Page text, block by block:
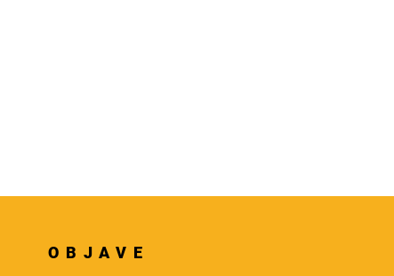
OBJAVE